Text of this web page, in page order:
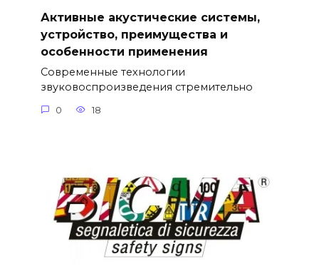
Активные акустические системы,
устройство, преимущества и
особенности применения
Современные технологии
звуковоспроизведения стремительно
0 18